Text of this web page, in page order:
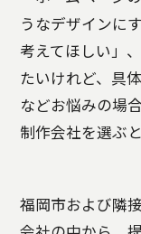
うなデザインに
考えてほしい」
たいけれど、具
などお悩みの場
制作会社を選ぶ
福岡市および隣